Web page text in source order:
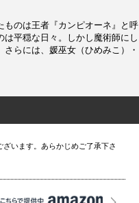
ものは王者『カンピオーネ』と呼
平穏な日々。しかし魔術師にし
らには、媛巫女（ひめみこ）・
います。あらかじめご了承下さ